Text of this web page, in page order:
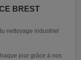
BREST
nettoyage industriel
jour grâce à nos